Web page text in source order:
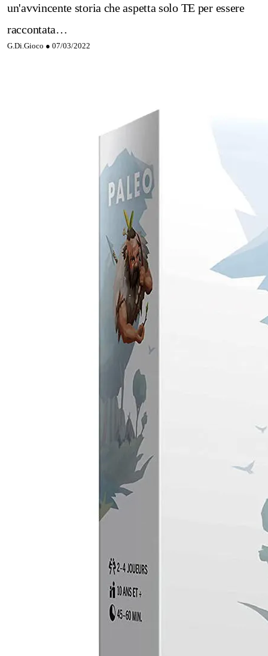
un'avvincente storia che aspetta solo TE per essere
raccontata…
G.Di.Gioco ● 07/03/2022